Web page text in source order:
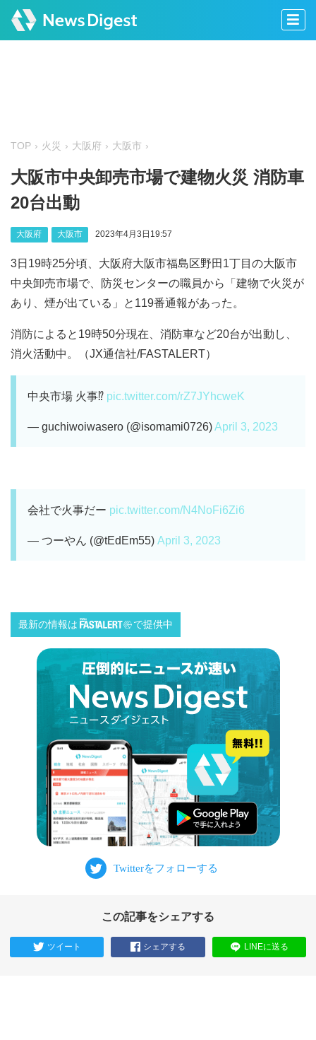
TOP 火災 大阪府 大阪市
大阪市中央卸売市場で建物火災 消防車
20台出動
大阪府 大阪市 2023年4月3日19:57
3日19時25分頃、大阪府大阪市福島区野田1丁目の大阪市
中央卸売市場で、防災センターの職員から「建物で火災が
あり、煙が出ている」と119番通報があった。
消防によると19時50分現在、消防車など20台が出動し、
消火活動中。（JX通信社/FASTALERT）
中央市場 火事⁉️ pic.twitter.com/rZ7JYhcweK
— guchiwoiwasero (@isomami0726)April 3, 2023
会社で火事だー pic.twitter.com/N4NoFi6Zi6
— つーやん (@tEdEm55) April 3, 2023
最新の情報は で提供中
この記事をシェアする
ツイート シェアする LINEに送る